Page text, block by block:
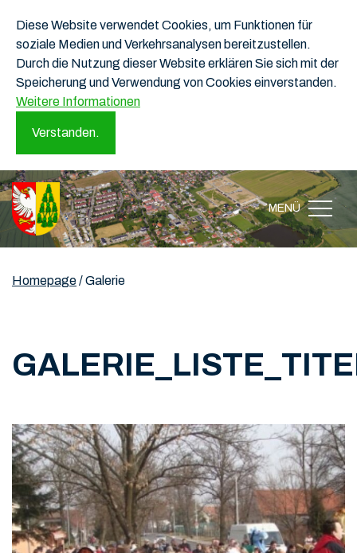
Diese Website verwendet Cookies, um Funktionen für
soziale Medien und Verkehrsanalysen bereitzustellen.
Durch die Nutzung dieser Website erklären Sie sich mit der
Speicherung und Verwendung von Cookies einverstanden.
Weitere Informationen
Verstanden.
MENÜ
Homepage/Galerie